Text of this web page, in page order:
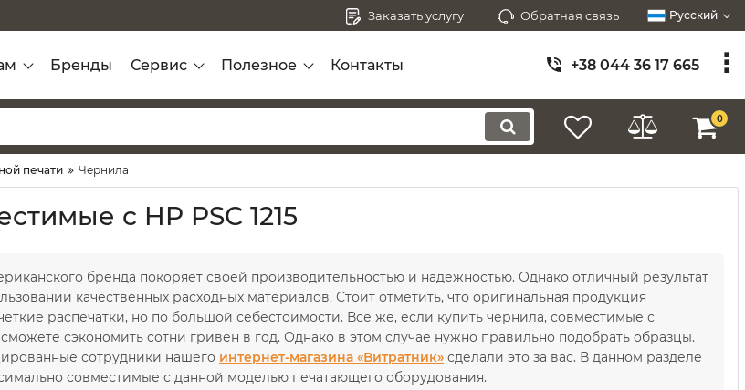
Заказать услугу Обратная связь Русский
Бренды Сервис Полезное Контакты +38 044 36 17 665
0
печати Чернила
с HP PSC 1215
бренда покоряет своей производительностью и надежностью. Однако отличный результат
качественных расходных материалов. Стоит отметить, что оригинальная продукция
распечатки, но по большой себестоимости. Все же, если купить чернила, совместимые с
сможете сэкономить сотни гривен в год. Однако в этом случае нужно правильно подобрать образцы.
сотрудники нашего интернет-магазина «Витратник» сделали это за вас. В данном разделе
совместимые с данной моделью печатающего оборудования.